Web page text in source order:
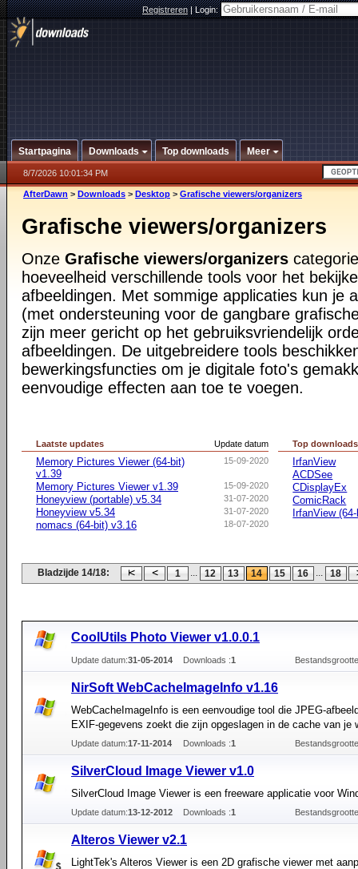
Registreren|Login:
Startpagina Downloads Top downloads Meer
8/7/2026 10:01:34 PM
AfterDawn > Downloads > Desktop > Grafische viewers/organizers
Grafische viewers/organizers
Onze Grafische viewers/organizers
hoeveelheid verschillende tools voor het
afbeeldingen. Met sommige applicaties kun je
(met ondersteuning voor de gangbare
zijn meer gericht op het gebruiksvriendelijk
afbeeldingen. De uitgebreidere tools
bewerkingsfuncties om je digitale foto's
eenvoudige effecten aan toe te voegen.
Update datum
Laatste updates
15-09-2020
Memory Pictures Viewer (64-bit)
v1.39
15-09-2020
Memory Pictures Viewer v1.39
31-07-2020
Honeyview (portable) v5.34
31-07-2020
Honeyview v5.34
18-07-2020
nomacs (64-bit) v3.16
Top downloads
IrfanView
ACDSee
CDisplayEx
ComicRack
IrfanView
Bladzijde 14/18: 1 ... 12 13 14 15 16 ... 18
CoolUtils Photo Viewer v1.0.0.1
Update datum:31-05-2014 Downloads :1
NirSoft WebCacheImageInfo v1.16
WebCacheImageInfo is een eenvoudige tool die JPEG-
EXIF-gegevens zoekt die zijn opgeslagen in de cache van je
Update datum:17-11-2014 Downloads :1
SilverCloud Image Viewer v1.0
SilverCloud Image Viewer is een freeware applicatie voor
Update datum:13-12-2012 Downloads :1
Alteros Viewer v2.1
LightTek's Alteros Viewer is een 2D grafische viewer met